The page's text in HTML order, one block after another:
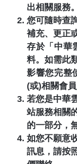
出相關服務。
您可隨時查
補充、更正
存於「 中華
料。如需此
影響您完整
(或)相關會員
若您是中華
站服務相關
的一部分，
如您不願意
訊息，請按